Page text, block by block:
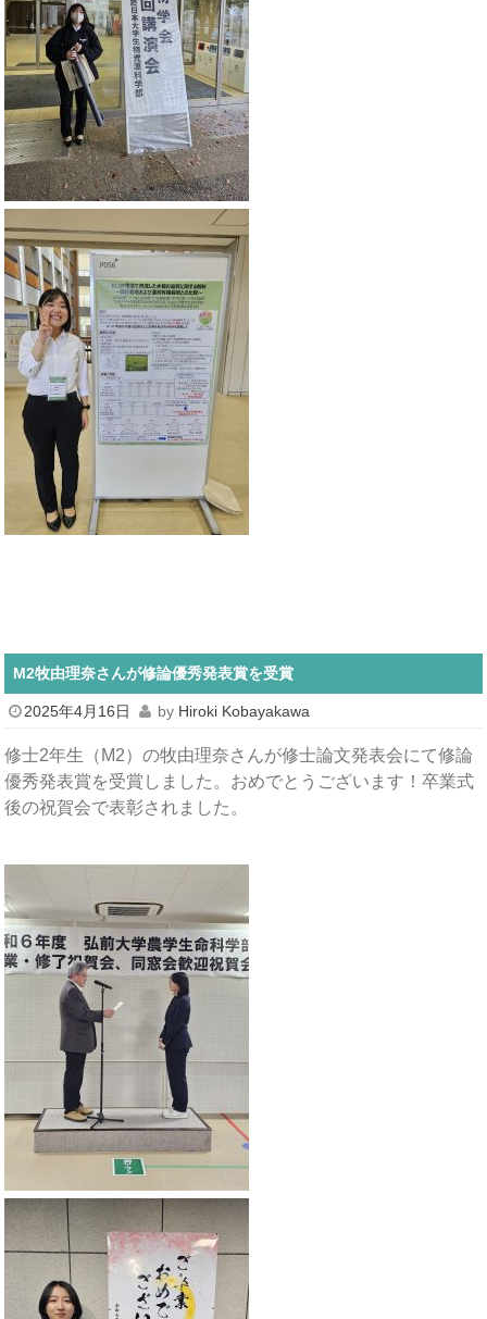
M2牧由理奈さんが修論優秀発表賞を受賞
2025年4月16日 by Hiroki Kobayakawa
修士2年生（M2）の牧由理奈さんが修士論文発表会にて修論
優秀発表賞を受賞しました。おめでとうございます！卒業式
後の祝賀会で表彰されました。